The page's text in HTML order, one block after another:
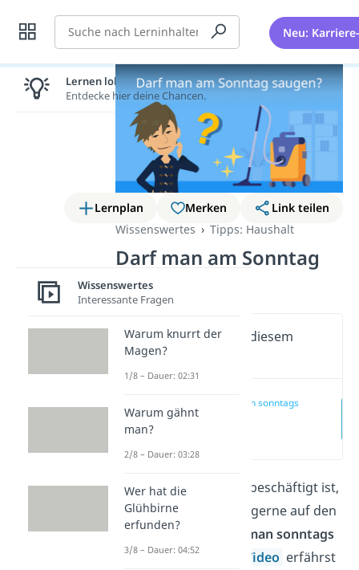
Suche Neu:
Lernplan Merken
Link teilen
Wissenswertes
Tipps: Haushalt
Darf man am Sonntag
saugen?
Wichtige Inhalte in diesem
Video
Darf man sonntags
Wer unter der Woche beschäftigt ist,
schiebt den Hausputz gerne auf den
Sonntag — aber
darf man sonntags
saugen? Hierund im Video erfährst
Lernen lohnt sich!
Entdecke hier deine Chancen.
Wissenswertes
Interessante Fragen
Warum knurrt der
Magen?
1/8 – Dauer: 02:31
Warum gähnt
man?
2/8 – Dauer: 03:28
Wer hat die
Glühbirne
erfunden?
3/8 – Dauer: 04:52